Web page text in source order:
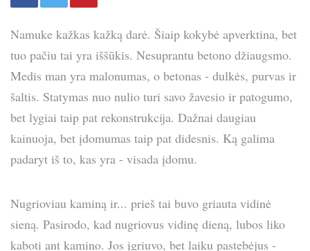
Namuke kažkas kažką darė. Šiaip kokybė apverktina, bet
tuo pačiu tai yra iššūkis. Nesuprantu betono džiaugsmo.
Medis man yra malonumas, o betonas - dulkės, purvas ir
šaltis. Statymas nuo nulio turi savo žavesio ir patogumo,
bet lygiai taip pat rekonstrukcija. Dažnai daugiau
kainuoja, bet įdomumas taip pat didesnis. Ką galima
padaryt iš to, kas yra - visada įdomu.
Nugrioviau kaminą ir... prieš tai buvo griauta vidinė
sieną. Pasirodo, kad nugriovus vidinę dieną, lubos liko
kaboti ant kamino. Jos įgriuvo, bet laiku pastebėjus -